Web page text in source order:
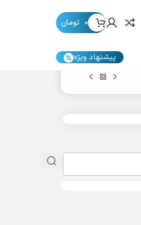
0 تومان
پیشنهاد ویژه